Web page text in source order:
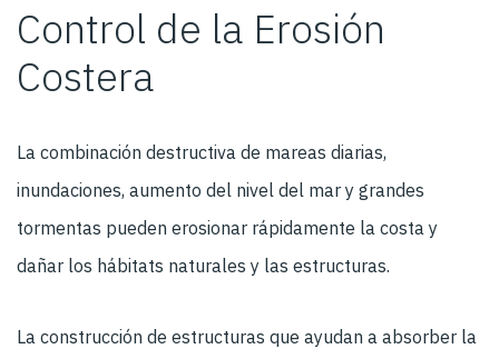
Control de la Erosión
Costera
La combinación destructiva de mareas diarias,
inundaciones, aumento del nivel del mar y grandes
tormentas pueden erosionar rápidamente la costa y
dañar los hábitats naturales y las estructuras.
La construcción de estructuras que ayudan a absorber la